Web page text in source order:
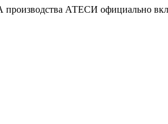
АТЕСИ официально